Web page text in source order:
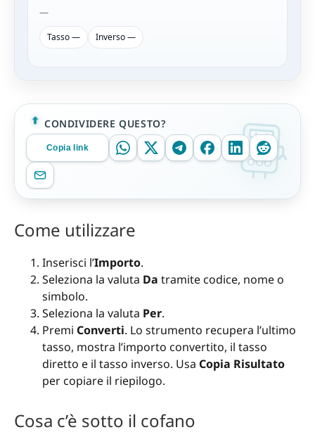
—
Tasso — Inverso —
CONDIVIDERE QUESTO?
Copia link
Come utilizzare
Inserisci l’Importo.
Seleziona la valuta Da tramite codice, nome o
simbolo.
Seleziona la valuta Per.
Premi Converti. Lo strumento recupera l’ultimo
tasso, mostra l’importo convertito, il tasso
diretto e il tasso inverso. Usa Copia Risultato
per copiare il riepilogo.
Cosa c’è sotto il cofano